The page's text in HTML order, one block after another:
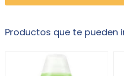
Productos que te pueden